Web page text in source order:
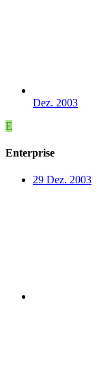
Dez. 2003
E
Enterprise
29 Dez. 2003